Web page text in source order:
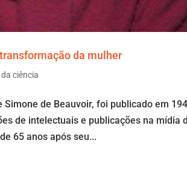
da mulher
ciência
Simone de Beauvoir, foi publicado em
de intelectuais e publicações na mídia
65 anos após seu...